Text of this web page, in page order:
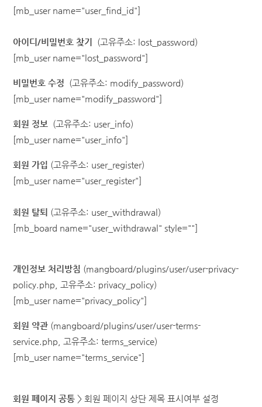
[mb_user name="user_find_id"]
아이디/비밀번호 찾기
(고유주소: lost_password)
[mb_user name="lost_password"]
비밀번호 수정 (고유주소: modify_password)
[mb_user name="modify_password"]
회원 정보
(고유주소: user_info)
[mb_user name="user_info"]
회원 가입 (고유주소: user_register)
[mb_user name="user_register"]
회원 탈퇴 (고유주소: user_withdrawal)
[mb_board name="user_withdrawal" style=""]
개인정보 처리방침 (mangboard/plugins/user/user-privacy-
policy.php,
고유주소: privacy_policy)
[mb_user name="privacy_policy"]
회원 약관 (mangboard/plugins/user/user-terms-
service.php,
고유주소: terms_service)
[mb_user name="terms_service"]
회원 페이지 공통 > 회원 페이지 상단 제목 표시여부 설정